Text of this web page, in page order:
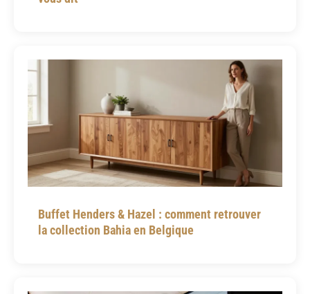
Buffet Henders & Hazel : comment retrouver
la collection Bahia en Belgique